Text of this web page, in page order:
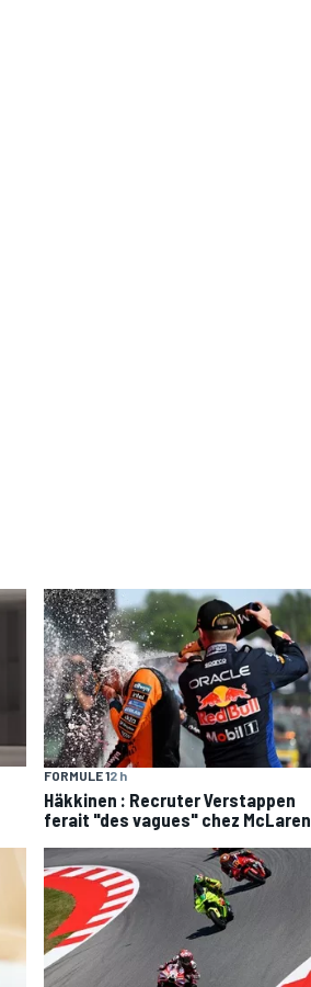
FORMULE 12 h
Häkkinen : Recruter Verstappen
ferait "des vagues" chez McLaren